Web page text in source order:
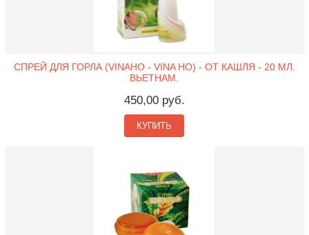
СПРЕЙ ДЛЯ ГОРЛА (VINAHO - VINA HO) - ОТ КАШЛЯ - 20 МЛ.
ВЬЕТНАМ.
450,00 руб.
КУПИТЬ